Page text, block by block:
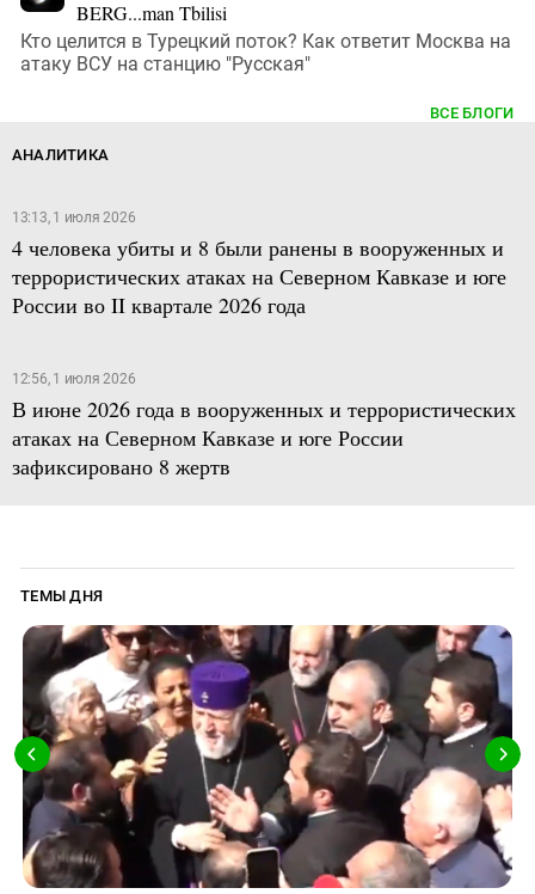
BERG...man Tbilisi
Кто целится в Турецкий поток? Как ответит Москва на
атаку ВСУ на станцию "Русская"
ВСЕ БЛОГИ
АНАЛИТИКА
13:13, 1 июля 2026
4 человека убиты и 8 были ранены в вооруженных и
террористических атаках на Северном Кавказе и юге
России во II квартале 2026 года
12:56, 1 июля 2026
В июне 2026 года в вооруженных и террористических
атаках на Северном Кавказе и юге России
зафиксировано 8 жертв
ТЕМЫ ДНЯ